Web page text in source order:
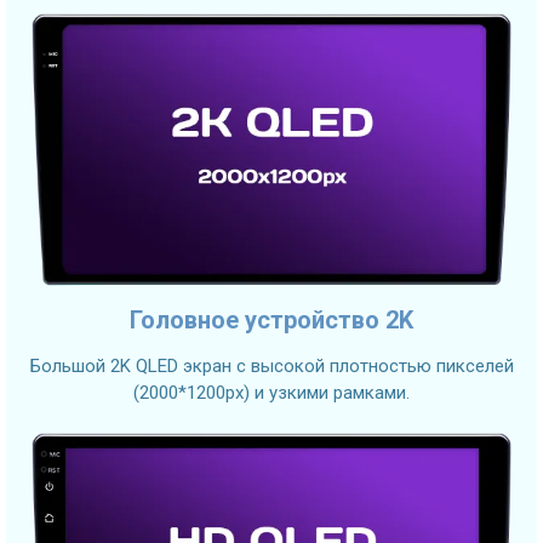
Головное устройство 2K
Большой 2K QLED экран с высокой плотностью пикселей
(2000*1200px) и узкими рамками.